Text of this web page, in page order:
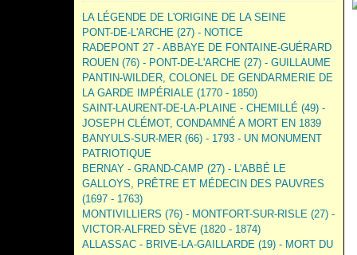
LA LÉGENDE DE L'ORIGINE DE LA SEINE
PONT-DE-L'ARCHE (27) - NOTICE
RADEPONT 27 - ABBAYE DE FONTAINE-GUÉRARD
ROUEN (76) - PONT-DE-L'ARCHE (27) - GUILLAUME
PANTIN-WILDER, COLONEL DE GENDARMERIE DE
LA GARDE IMPÉRIALE (1770 - 1850)
SAINT-LAURENT-DE-LA-PLAINE - CHEMILLÉ (49) -
JOSEPH CLÉMOT, CONDAMNÉ A MORT EN 1839
BANYULS-SUR-MER (66) - 1793 - UN MONUMENT
PATRIOTIQUE
BERNAY - GRAND-CAMP (27) - L'ABBÉ LE
GALLOYS, PRÊTRE ET MÉDECIN DES PAUVRES
(1697 - 1763)
MONTIVILLIERS (76) - MONTFORT-SUR-RISLE (27) -
VICTOR-ALFRED SÈVE (1820 - 1874)
ALLASSAC - BRIVE-LA-GAILLARDE (19) - MORT DU